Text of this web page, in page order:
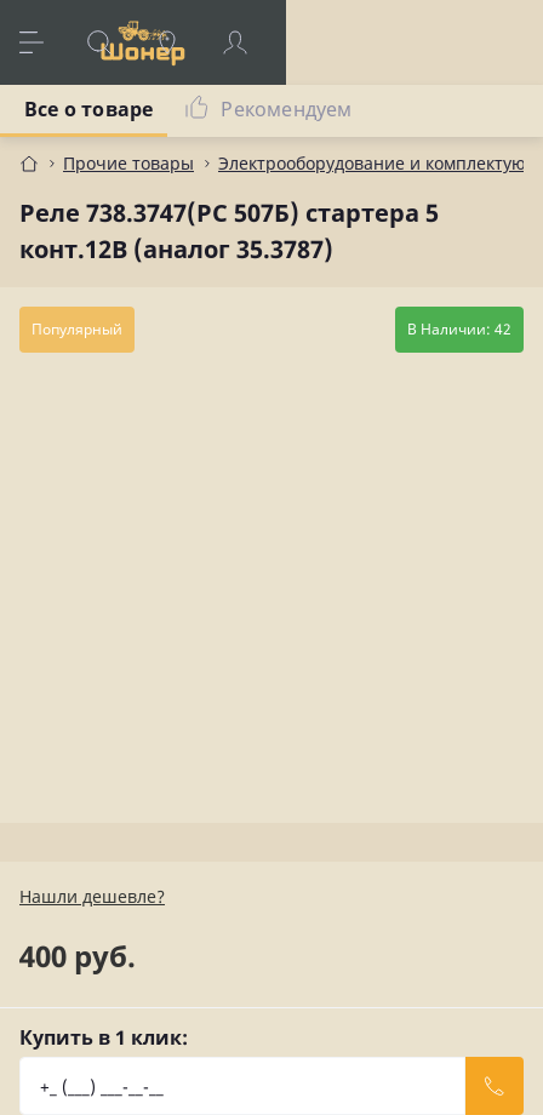
Прочие товары Электрооборудование и
Реле 738.3747(РС 507Б) стартера 5
конт.12В (аналог 35.3787)
Все о товаре Рекомендуем
Популярный В Наличии: 42
Нашли дешевле?
400 руб.
Купить в 1 клик: